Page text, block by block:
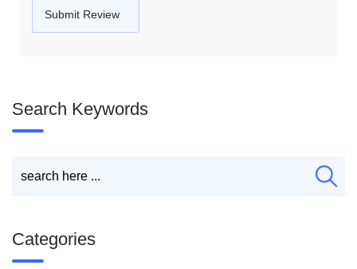
Search Keywords
Categories